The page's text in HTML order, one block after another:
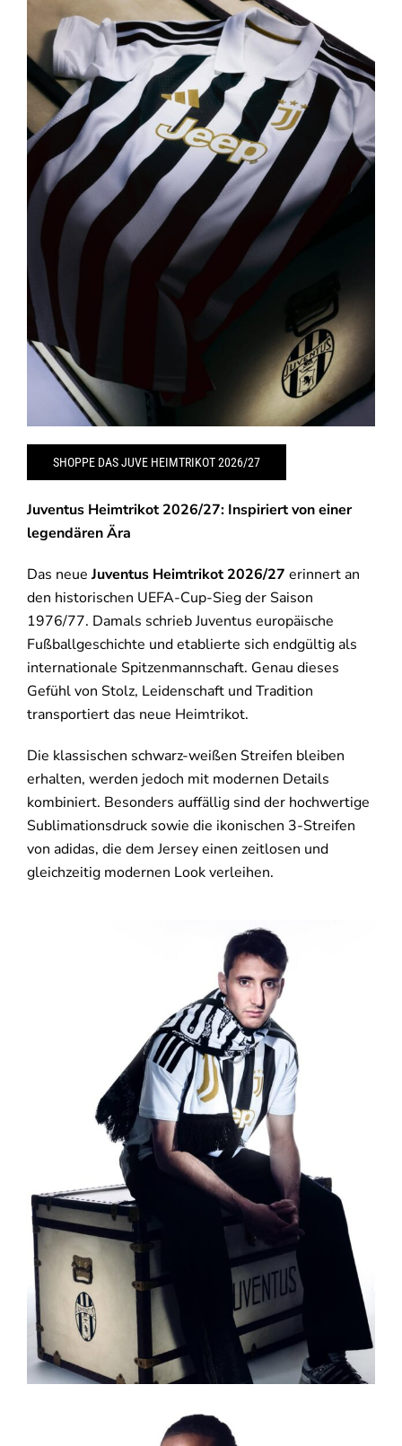
SHOPPE DAS JUVE HEIMTRIKOT 2026/27
Juventus Heimtrikot 2026/27: Inspiriert von einer
legendären Ära
Das neue Juventus Heimtrikot 2026/27 erinnert an
den historischen UEFA-Cup-Sieg der Saison
1976/77. Damals schrieb Juventus europäische
Fußballgeschichte und etablierte sich endgültig als
internationale Spitzenmannschaft. Genau dieses
Gefühl von Stolz, Leidenschaft und Tradition
transportiert das neue Heimtrikot.
Die klassischen schwarz-weißen Streifen bleiben
erhalten, werden jedoch mit modernen Details
kombiniert. Besonders auffällig sind der hochwertige
Sublimationsdruck sowie die ikonischen 3-Streifen
von adidas, die dem Jersey einen zeitlosen und
gleichzeitig modernen Look verleihen.